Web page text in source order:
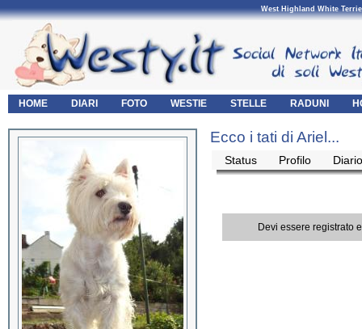
West Highland White
HOME DIARI FOTO WESTIE STELLE RADUNI
Ecco i tati di Ariel...
Status Profilo Diario
Devi essere registrato